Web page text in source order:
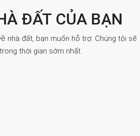
ĐẤT CỦA BẠN
nhà đất, bạn muốn hỗ trợ. Chúng tôi sẽ
thời gian sớm nhất.